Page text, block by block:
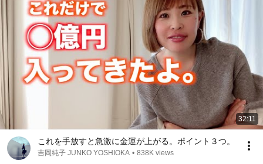
32:11
これを手放すと急激に金運が上がる。ポイント３つ。
吉岡純子 JUNKO YOSHIOKA • 838K views